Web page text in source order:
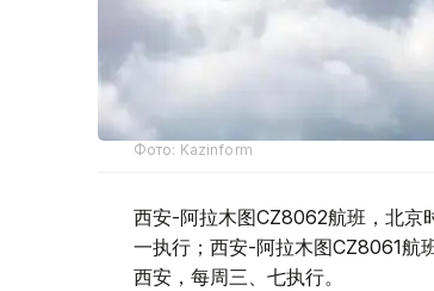
Фото: Kazinform
西安-阿拉木图CZ8062航班，北京
一执行；西安-阿拉木图CZ8061航
西安，每周三、七执行。